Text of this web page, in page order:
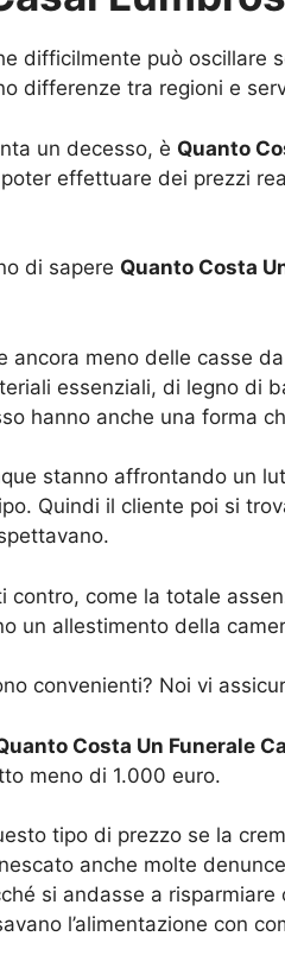
difficilmente può oscillare
differenze tra regioni e
un decesso, è Quanto
effettuare dei prezzi
di sapere Quanto Costa
meno delle casse
essenziali, di legno di
hanno anche una forma
stanno affrontando un
Quindi il cliente poi si
contro, come la totale
un allestimento della
convenienti? Noi vi
Costa Un Funerale
meno di 1.000 euro.
tipo di prezzo se la
anche molte
si andasse a
l’alimentazione con